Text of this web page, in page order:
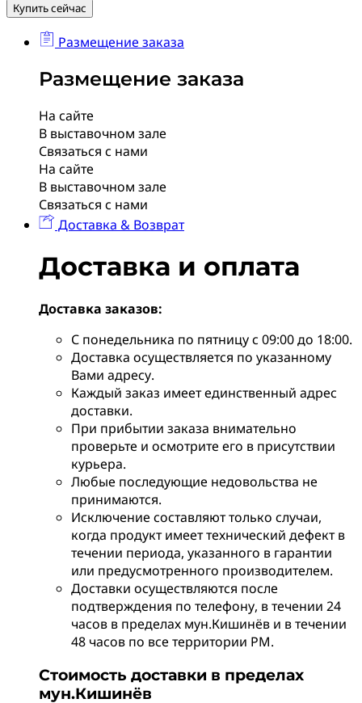
Купить сейчас
Размещение заказа
Размещение заказа
На сайте
В выставочном зале
Связаться с нами
На сайте
В выставочном зале
Связаться с нами
Доставка & Возврат
Доставка и оплата
Доставка заказов:
С понедельника по пятницу с 09:00 до 18:00.
Доставка осуществляется по указанному
Вами адресу.
Каждый заказ имеет единственный адрес
доставки.
При прибытии заказа внимательно
проверьте и осмотрите его в присутствии
курьера.
Любые последующие недовольства не
принимаются.
Исключение составляют только случаи,
когда продукт имеет технический дефект в
течении периода, указанного в гарантии
или предусмотренного производителем.
Доставки осуществляются после
подтверждения по телефону, в течении 24
часов в пределах мун.Кишинёв и в течении
48 часов по все территории РМ.
Стоимость доставки в пределах
мун.Кишинёв